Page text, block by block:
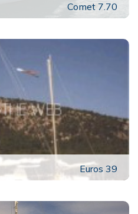
Comet 7.70
Euros 39